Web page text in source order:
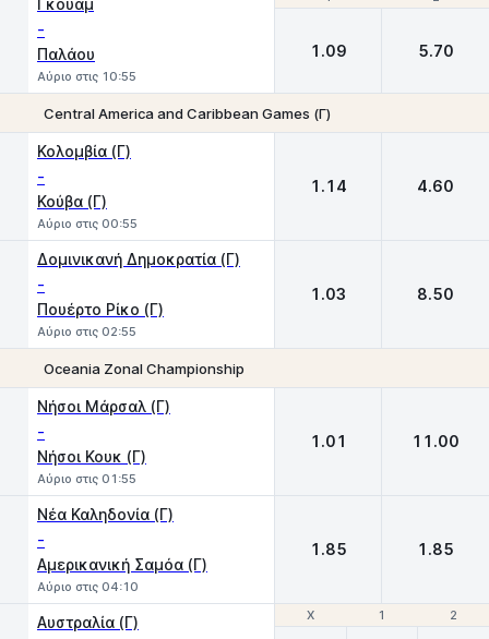
Γκουάμ
-
Παλάου
Αύριο στις 10:55
1.09 5.70
Central America and Caribbean Games (Γ)
Κολομβία (Γ)
-
Κούβα (Γ)
Αύριο στις 00:55
1.14 4.60
Δομινικανή Δημοκρατία (Γ)
-
Πουέρτο Ρίκο (Γ)
Αύριο στις 02:55
1.03 8.50
Oceania Zonal Championship
Νήσοι Μάρσαλ (Γ)
-
Νήσοι Κουκ (Γ)
Αύριο στις 01:55
1.01 11.00
Νέα Καληδονία (Γ)
-
Αμερικανική Σαμόα (Γ)
Αύριο στις 04:10
1.85 1.85
Χ 1 2
Αυστραλία (Γ) Χ 1 2